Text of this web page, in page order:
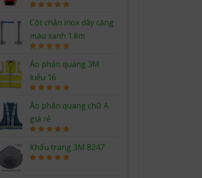
out of 5
Cột chắn inox dây căng
màu xanh 1.8m
out of 5
Áo phản quang 3M
kiểu 16
out of 5
Áo phản quang chữ A
giá rẻ
out of 5
Khẩu trang 3M 8247